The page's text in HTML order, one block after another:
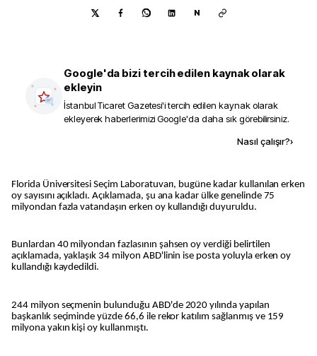
N
Google'da bizi tercih edilen kaynak olarak
ekleyin
İstanbul Ticaret Gazetesi'i tercih edilen kaynak olarak
ekleyerek haberlerimizi Google'da daha sık görebilirsiniz.
Nasıl çalışır?›
Florida Üniversitesi Seçim Laboratuvarı, bugüne kadar kullanılan erken
oy sayısını açıkladı. Açıklamada, şu ana kadar ülke genelinde 75
milyondan fazla vatandaşın erken oy kullandığı duyuruldu.
Bunlardan 40 milyondan fazlasının şahsen oy verdiği belirtilen
açıklamada, yaklaşık 34 milyon ABD'linin ise posta yoluyla erken oy
kullandığı kaydedildi.
244 milyon seçmenin bulunduğu ABD'de 2020 yılında yapılan
başkanlık seçiminde yüzde 66,6 ile rekor katılım sağlanmış ve 159
milyona yakın kişi oy kullanmıştı.